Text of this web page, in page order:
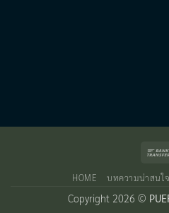
HOME บทความน่าสนใจ
Copyright 2026 ©